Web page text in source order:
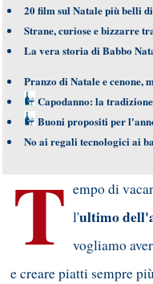
20 film sul Natale più belli
Strane, curiose e bizzarre
La vera storia di Babbo
Pranzo di Natale e cenone,
Capodanno: la tradizione
Buoni propositi per
No ai regali tecnologici ai
T empo di
l'ultimo
vogliamo
e creare piatti sempre